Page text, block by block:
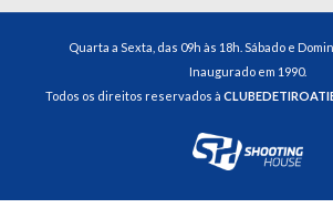
Quarta a Sexta, das 09h às 18h. Sábado e
Inaugurado em 1990.
Todos os direitos reservados à